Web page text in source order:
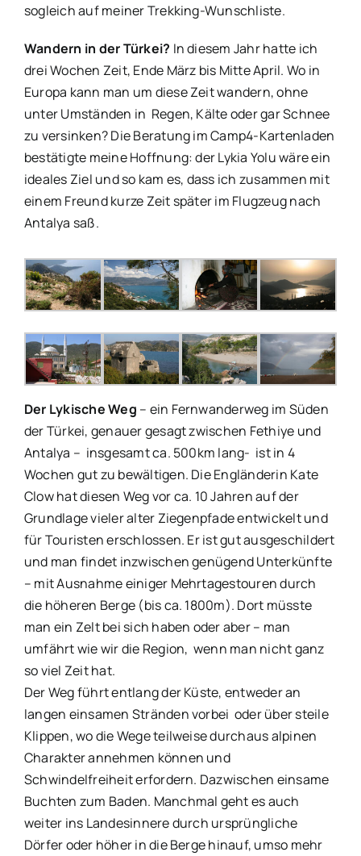
sogleich auf meiner Trekking-Wunschliste.
Wandern in der Türkei? In diesem Jahr hatte ich
drei Wochen Zeit, Ende März bis Mitte April. Wo in
Europa kann man um diese Zeit wandern, ohne
unter Umständen in Regen, Kälte oder gar Schnee
zu versinken? Die Beratung im Camp4-Kartenladen
bestätigte meine Hoffnung: der Lykia Yolu wäre ein
ideales Ziel und so kam es, dass ich zusammen mit
einem Freund kurze Zeit später im Flugzeug nach
Antalya saß.
Der Lykische Weg – ein Fernwanderweg im Süden
der Türkei, genauer gesagt zwischen Fethiye und
Antalya – insgesamt ca. 500km lang- ist in 4
Wochen gut zu bewältigen. Die Engländerin Kate
Clow hat diesen Weg vor ca. 10 Jahren auf der
Grundlage vieler alter Ziegenpfade entwickelt und
für Touristen erschlossen. Er ist gut ausgeschildert
und man findet inzwischen genügend Unterkünfte
– mit Ausnahme einiger Mehrtagestouren durch
die höheren Berge (bis ca. 1800m). Dort müsste
man ein Zelt bei sich haben oder aber – man
umfährt wie wir die Region, wenn man nicht ganz
so viel Zeit hat.
Der Weg führt entlang der Küste, entweder an
langen einsamen Stränden vorbei oder über steile
Klippen, wo die Wege teilweise durchaus alpinen
Charakter annehmen können und
Schwindelfreiheit erfordern. Dazwischen einsame
Buchten zum Baden. Manchmal geht es auch
weiter ins Landesinnere durch ursprüngliche
Dörfer oder höher in die Berge hinauf, umso mehr